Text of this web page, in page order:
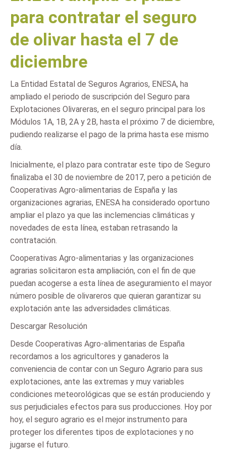
para contratar el seguro
de olivar hasta el 7 de
diciembre
La Entidad Estatal de Seguros Agrarios, ENESA, ha
ampliado el periodo de suscripción del Seguro para
Explotaciones Olivareras, en el seguro principal para los
Módulos 1A, 1B, 2A y 2B, hasta el próximo 7 de diciembre,
pudiendo realizarse el pago de la prima hasta ese mismo
día.
Inicialmente, el plazo para contratar este tipo de Seguro
finalizaba el 30 de noviembre de 2017, pero a petición de
Cooperativas Agro-alimentarias de España y las
organizaciones agrarias, ENESA ha considerado oportuno
ampliar el plazo ya que las inclemencias climáticas y
novedades de esta línea, estaban retrasando la
contratación.
Cooperativas Agro-alimentarias y las organizaciones
agrarias solicitaron esta ampliación, con el fin de que
puedan acogerse a esta línea de aseguramiento el mayor
número posible de olivareros que quieran garantizar su
explotación ante las adversidades climáticas.
Descargar Resolución
Desde Cooperativas Agro-alimentarias de España
recordamos a los agricultores y ganaderos la
conveniencia de contar con un Seguro Agrario para sus
explotaciones, ante las extremas y muy variables
condiciones meteorológicas que se están produciendo y
sus perjudiciales efectos para sus producciones. Hoy por
hoy, el seguro agrario es el mejor instrumento para
proteger los diferentes tipos de explotaciones y no
jugarse el futuro.